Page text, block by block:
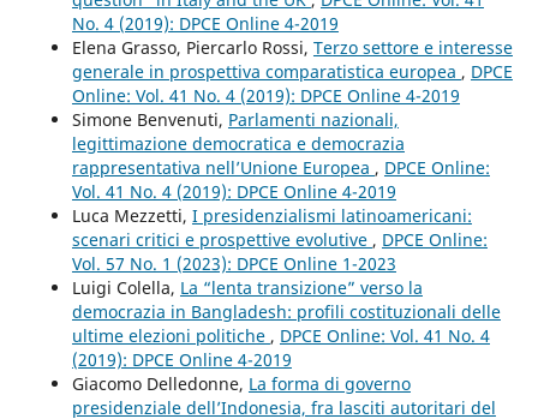
No. 4 (2019): DPCE Online 4-2019
Elena Grasso, Piercarlo Rossi, Terzo settore e interesse
generale in prospettiva comparatistica europea , DPCE
Online: Vol. 41 No. 4 (2019): DPCE Online 4-2019
Simone Benvenuti, Parlamenti nazionali,
legittimazione democratica e democrazia
rappresentativa nell’Unione Europea , DPCE Online:
Vol. 41 No. 4 (2019): DPCE Online 4-2019
Luca Mezzetti, I presidenzialismi latinoamericani:
scenari critici e prospettive evolutive , DPCE Online:
Vol. 57 No. 1 (2023): DPCE Online 1-2023
Luigi Colella, La “lenta transizione” verso la
democrazia in Bangladesh: profili costituzionali delle
ultime elezioni politiche , DPCE Online: Vol. 41 No. 4
(2019): DPCE Online 4-2019
Giacomo Delledonne, La forma di governo
presidenziale dell’Indonesia, fra lasciti autoritari del